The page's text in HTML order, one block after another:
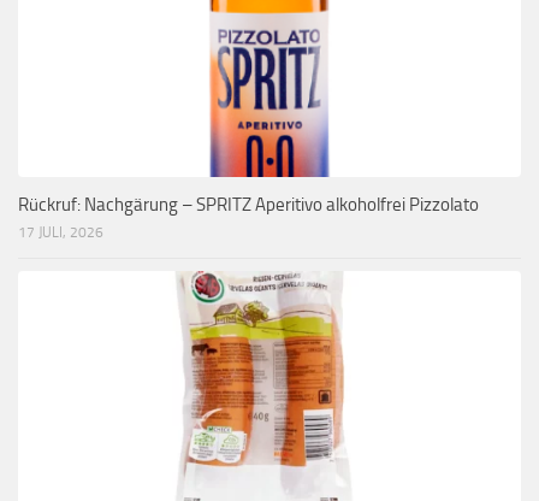
Rückruf: Nachgärung – SPRITZ Aperitivo alkoholfrei Pizzolato
17 JULI, 2026